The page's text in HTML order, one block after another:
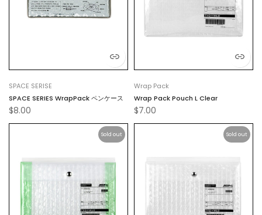
SPACE SERISE
SPACE SERIES WrapPack ペンケース
$8.00
Wrap Pack
Wrap Pack Pouch L Clear
$7.00
Sold out Sold out